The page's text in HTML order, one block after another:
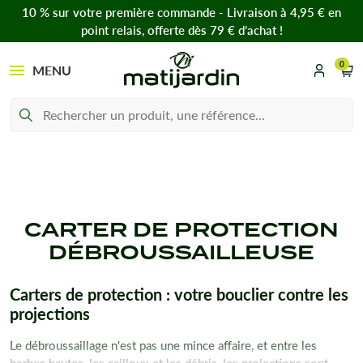
10 % sur votre première commande - Livraison à 4,95 € en
point relais, offerte dès 79 € d’achat !
MENU 0
CARTER DE PROTECTION
DÉBROUSSAILLEUSE
Carters de protection : votre bouclier contre les
projections
Le débroussaillage n'est pas une mince affaire, et entre les